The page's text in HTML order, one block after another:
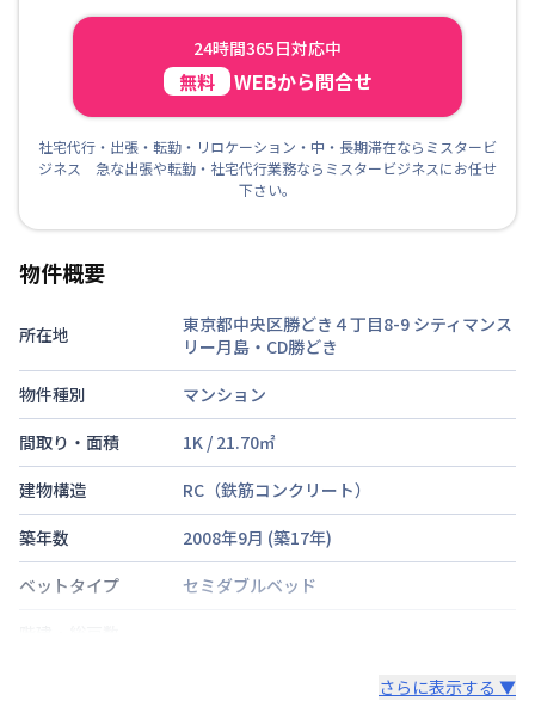
24時間365日対応中
無料 WEBから問合せ
社宅代行・出張・転勤・リロケーション・中・長期滞在ならミスタービ
ジネス 急な出張や転勤・社宅代行業務ならミスタービジネスにお任せ
下さい。
物件概要
所在地 東京都中央区勝どき４丁目8-9 シティマンス
リー月島・CD勝どき
物件種別
マンション
間取り・面積
1K / 21.70㎡
建物構造
RC（鉄筋コンクリート）
築年数
2008年9月 (築17年)
ベットタイプ
セミダブルベッド
さらに表示する ▼